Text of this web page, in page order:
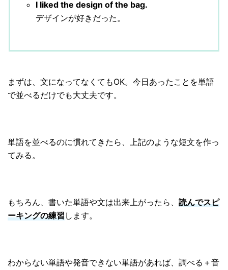
I liked the design of the bag.
デザインが好きだった。
まずは、文になってなくてもOK。今日あったことを単語
で並べるだけでも大丈夫です。
単語を並べるのに慣れてきたら、上記のような短文を作っ
てみる。
もちろん、書いた単語や文は出来上がったら、 読んでスピ
ーキングの練習します。
わからない単語や発音できない単語があれば、調べる＋音